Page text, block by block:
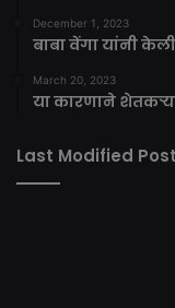
December 1, 2023
बाबा वेंगा यांनी
March 20, 2023
या कारणाने
Last Modified